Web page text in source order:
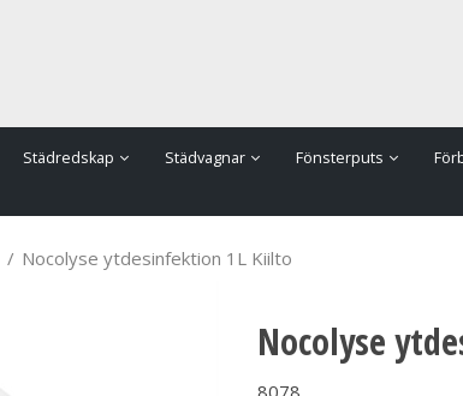
Städredskap Städvagnar Fönsterputs
/ Nocolyse ytdesinfektion 1L Kiilto
Nocolyse
8078